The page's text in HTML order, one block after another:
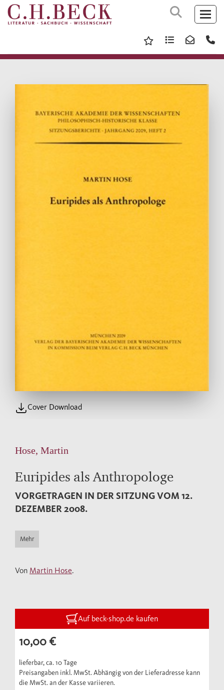
Cover Download
Hose, Martin
Euripides als Anthropologe
VORGETRAGEN IN DER SITZUNG VOM 12.
DEZEMBER 2008.
Mehr
Von Martin Hose.
Auf beck-shop.de kaufen
10,00 €
lieferbar, ca. 10 Tage
Preisangaben inkl. MwSt. Abhängig von der Lieferadresse kann
die MwSt. an der Kasse variieren.